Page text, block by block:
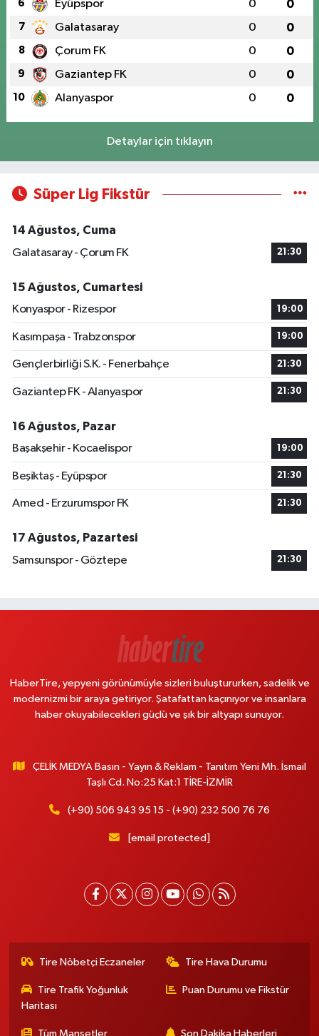
6 Eyüpspor 0 0
7 Galatasaray 0 0
8 Çorum FK 0 0
9 Gaziantep FK 0 0
10 Alanyaspor 0 0
Detaylar için tıklayın
Süper Lig Fikstür
14 Ağustos, Cuma
Galatasaray - Çorum FK
21:30
15 Ağustos, Cumartesi
Konyaspor - Rizespor
19:00
Kasımpaşa - Trabzonspor 19:00
Gençlerbirliği S.K. - Fenerbahçe 21:30
Gaziantep FK - Alanyaspor 21:30
16 Ağustos, Pazar
Başakşehir - Kocaelispor
19:00
Beşiktaş - Eyüpspor 21:30
Amed - Erzurumspor FK 21:30
17 Ağustos, Pazartesi
Samsunspor - Göztepe
21:30
HaberTire, yepyeni görünümüyle sizleri buluştururken, sadelik ve
modernizmi bir araya getiriyor. Şatafattan kaçınıyor ve insanlara
haber okuyabilecekleri güçlü ve şık bir altyapı sunuyor.
ÇELİK MEDYA Basın - Yayın & Reklam - Tanıtım Yeni Mh. İsmail
Taşlı Cd. No:25 Kat:1 TİRE-İZMİR
(+90) 506 943 95 15 - (+90) 232 500 76 76
[email protected]
Tire Nöbetçi Eczaneler Tire Hava Durumu
Tire Trafik Yoğunluk
Haritası
Puan Durumu ve Fikstür
Tüm Manşetler Son Dakika Haberleri